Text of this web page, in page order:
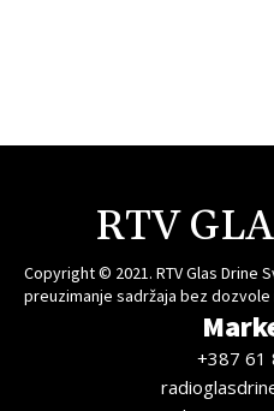
RTV
Copyright © 2021. RTV Glas Drine
preuzimanje sadržaja bez dozvole
+387 61